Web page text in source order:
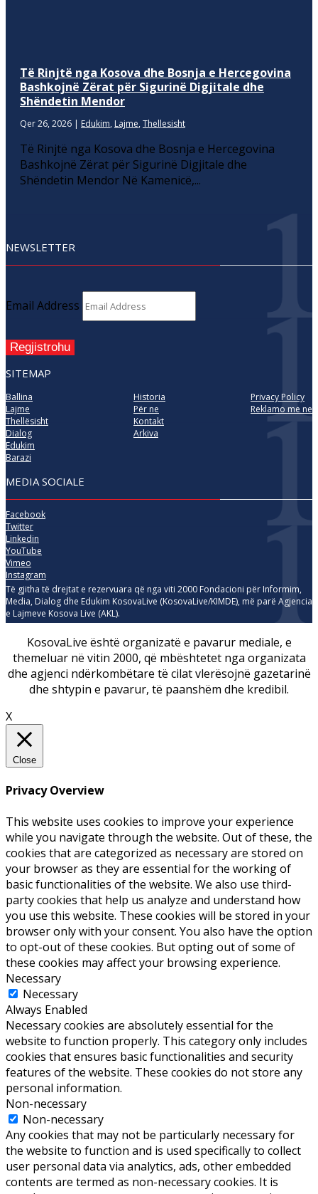
Të Rinjtë nga Kosova dhe Bosnja e Hercegovina
Bashkojnë Zërat për Sigurinë Digjitale dhe
Shëndetin Mendor
Qer 26, 2026 | Edukim, Lajme, Thellesisht
Të Rinjtë nga Kosova dhe Bosnja e Hercegovina
Bashkojnë Zërat për Sigurinë Digjitale dhe
Shëndetin Mendor Në Kamenicë,...
NEWSLETTER
Email Address
Regjistrohu
SITEMAP
Ballina
Lajme
Thellësisht
Dialog
Edukim
Barazi
Historia
Për ne
Kontakt
Arkiva
Privacy Policy
Reklamo me ne
MEDIA SOCIALE
Facebook
Twitter
Linkedin
YouTube
Vimeo
Instagram
Të gjitha të drejtat e rezervuara që nga viti 2000 Fondacioni për Informim,
Media, Dialog dhe Edukim KosovaLive (KosovaLive/KIMDE), më parë Agjencia
e Lajmeve Kosova Live (AKL).
KosovaLive është organizatë e pavarur mediale, e
themeluar në vitin 2000, që mbështetet nga organizata
dhe agjenci ndërkombëtare të cilat vlerësojnë gazetarinë
dhe shtypin e pavarur, të paanshëm dhe kredibil.
X
Close
Privacy Overview
This website uses cookies to improve your experience
while you navigate through the website. Out of these, the
cookies that are categorized as necessary are stored on
your browser as they are essential for the working of
basic functionalities of the website. We also use third-
party cookies that help us analyze and understand how
you use this website. These cookies will be stored in your
browser only with your consent. You also have the option
to opt-out of these cookies. But opting out of some of
these cookies may affect your browsing experience.
Necessary
Necessary
Always Enabled
Necessary cookies are absolutely essential for the
website to function properly. This category only includes
cookies that ensures basic functionalities and security
features of the website. These cookies do not store any
personal information.
Non-necessary
Non-necessary
Any cookies that may not be particularly necessary for
the website to function and is used specifically to collect
user personal data via analytics, ads, other embedded
contents are termed as non-necessary cookies. It is